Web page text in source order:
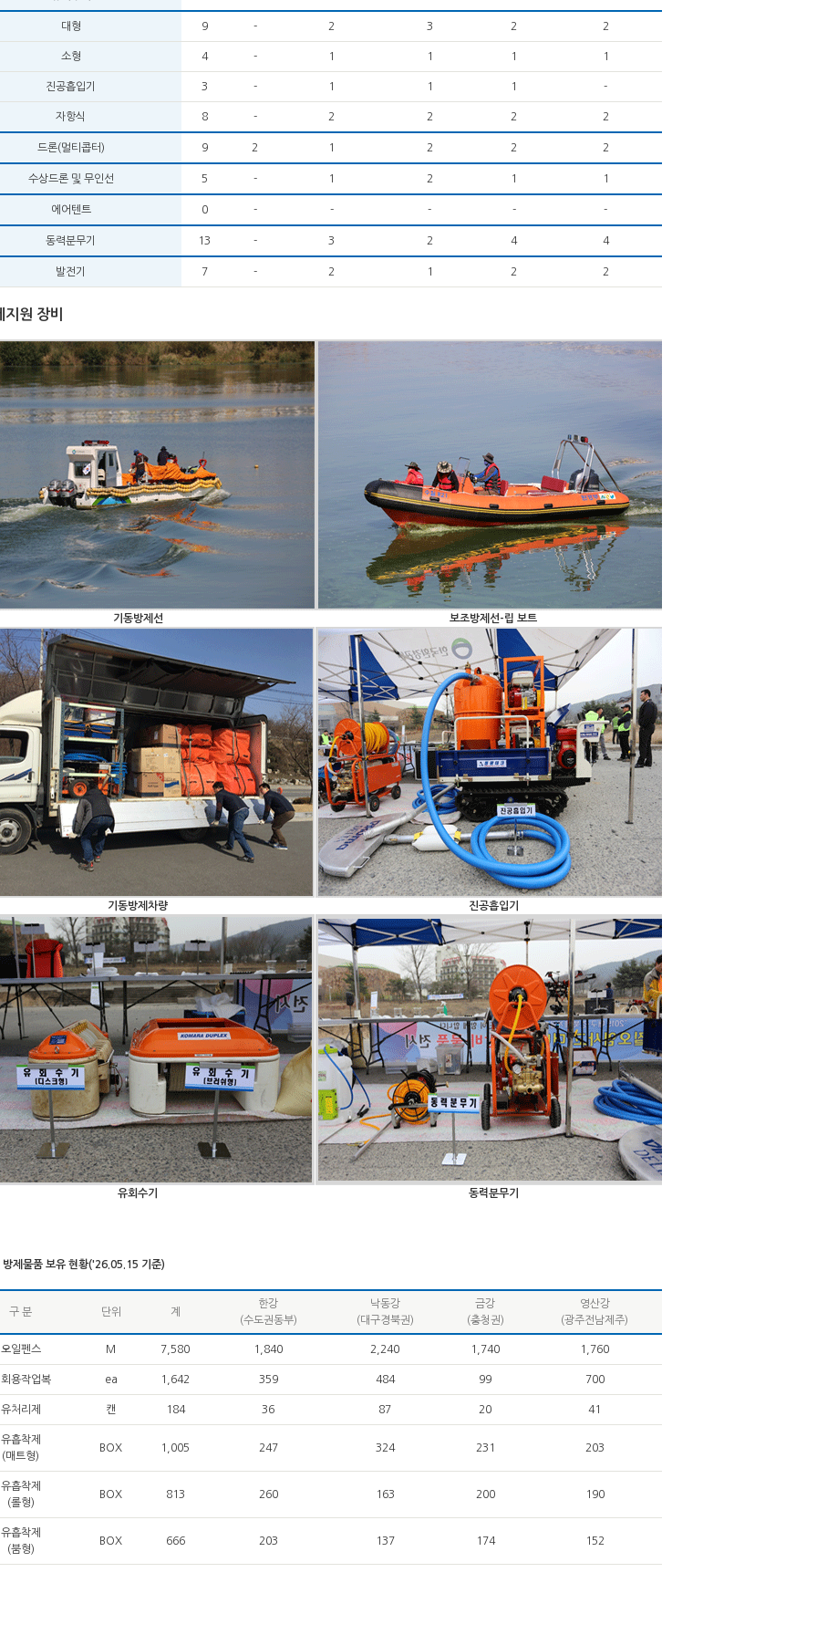
대형 9 - 2 3 2 2
소형 4 - 1 1 1 1
진공흡입기 3 - 1 1 1 -
자항식 8 - 2 2 2 2
드론(멀티콥터) 9 2 1 2 2 2
수상드론 및 무인선 5 - 1 2 1 1
에어텐트 0 - - - - -
동력분무기 13 - 3 2 4 4
발전기 7 - 2 1 2 2
지원 장비
기동방제선 보조방제선-립 보트
기동방제차량 진공흡입기
유회수기 동력분무기
방제물품 보유 현황('26.05.15 기준)
구 분 단위 계
한강
(수도권동부)
낙동강
(대구경북권)
금강
(충청권)
영산강
(광주전남제주)
오일펜스 M 7,580 1,840 2,240 1,740 1,760
용작업복 ea 1,642 359 484 99 700
유처리제 캔 184 36 87 20 41
유흡착제
(매트형)
BOX 1,005 247 324 231 203
유흡착제
(롤형)
BOX 813 260 163 200 190
유흡착제
(붐형)
BOX 666 203 137 174 152